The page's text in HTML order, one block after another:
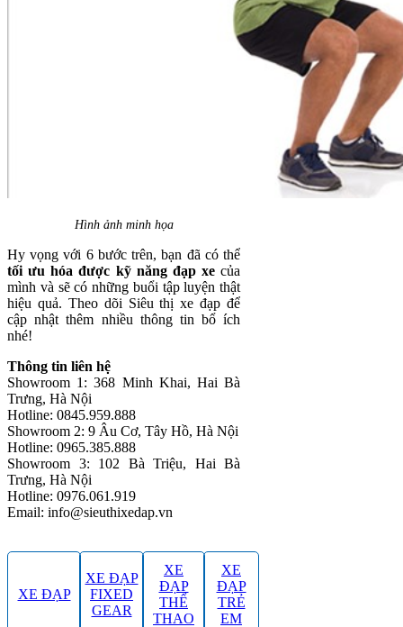
Hình ảnh minh họa
Hy vọng với 6 bước trên, bạn đã có thể
tối ưu hóa được kỹ năng đạp xe của
mình và sẽ có những buổi tập luyện thật
hiệu quả. Theo dõi Siêu thị xe đạp để
cập nhật thêm nhiều thông tin bổ ích
nhé!
Thông tin liên hệ
Showroom 1: 368 Minh Khai, Hai Bà
Trưng, Hà Nội
Hotline: 0845.959.888
Showroom 2: 9 Âu Cơ, Tây Hồ, Hà Nội
Hotline: 0965.385.888
Showroom 3: 102 Bà Triệu, Hai Bà
Trưng, Hà Nội
Hotline: 0976.061.919
Email: info@sieuthixedap.vn
XE ĐẠP
XE ĐẠP
FIXED
GEAR
XE
ĐẠP
THỂ
THAO
XE
ĐẠP
TRẺ
EM